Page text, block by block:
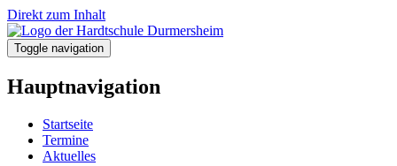
Direkt zum Inhalt
Toggle navigation
Hauptnavigation
Startseite
Termine
Aktuelles